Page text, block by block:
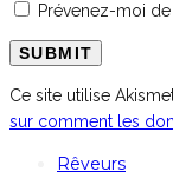
Prévenez-moi
Ce site utilise
sur comment les
Rêveurs